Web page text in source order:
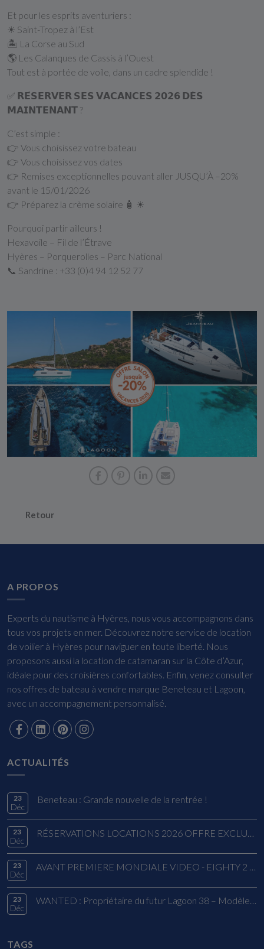
Et pour les esprits aventuriers :
☀ Saint-Tropez à l’Est
🏝 La Corse au Sud
🌎 Les Calanques de Cassis à l’Ouest
Tout est à portée de voile, dans un cadre splendide !
✅ 𝗥𝗘́𝗦𝗘𝗥𝗩𝗘𝗥 𝗦𝗘𝗦 𝗩𝗔𝗖𝗔𝗡𝗖𝗘𝗦 𝟮𝟬𝟮𝟲 𝗗𝗘̀𝗦
𝗠𝗔𝗜𝗡𝗧𝗘𝗡𝗔𝗡𝗧 ?
C’est simple :
👉 Vous choisissez votre bateau
👉 Vous choisissez vos dates
👉 Remises exceptionnelles pouvant aller JUSQU’À –20%
avant le 15/01/2026
👉 Préparez la crème solaire 🧴 ☀
Pourquoi partir ailleurs !
Hexavoile – Fil de l’Étrave
Hyères – Porquerolles – Parc National
📞 Sandrine : ‪+33 (0)4 94 12 52 77‬
Retour
A PROPOS
Experts du nautisme à Hyères, nous vous accompagnons dans
tous vos projets en mer. Découvrez notre service de location
de voilier à Hyères pour naviguer en toute liberté. Nous
proposons aussi la location de catamaran sur la Côte d’Azur,
idéale pour des croisières confortables. Enfin, venez consulter
nos offres de bateau à vendre marque Beneteau et Lagoon,
avec un accompagnement personnalisé.
ACTUALITÉS
23
Déc
Beneteau : Grande nouvelle de la rentrée !
23
Déc
RÉSERVATIONS LOCATIONS 2026 OFFRE EXCLUSIVE
23
Déc
AVANT PREMIERE MONDIALE VIDEO - EIGHTY 2 LAGOON
23
Déc
WANTED : Propriétaire du futur Lagoon 38 – Modèle 2026
TAGS